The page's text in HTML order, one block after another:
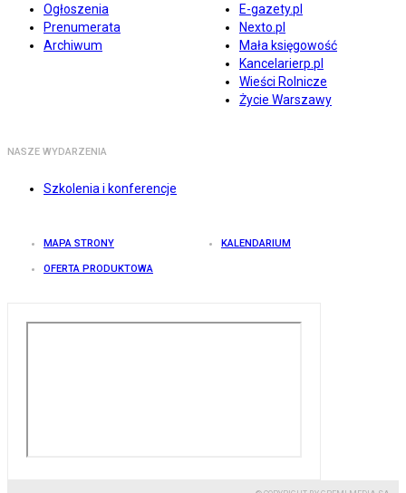
Ogłoszenia
Prenumerata
Archiwum
E-gazety.pl
Nexto.pl
Mała księgowość
Kancelarierp.pl
Wieści Rolnicze
Życie Warszawy
NASZE WYDARZENIA
Szkolenia i konferencje
MAPA STRONY KALENDARIUM
OFERTA PRODUKTOWA